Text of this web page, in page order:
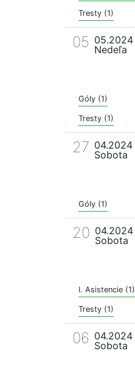
Tresty (1)
05 05.2024
Nedeľa
Góly (1)
Tresty (1)
27 04.2024
Sobota
Góly (1)
20 04.2024
Sobota
I. Asistencie (1)
Tresty (1)
06 04.2024
Sobota